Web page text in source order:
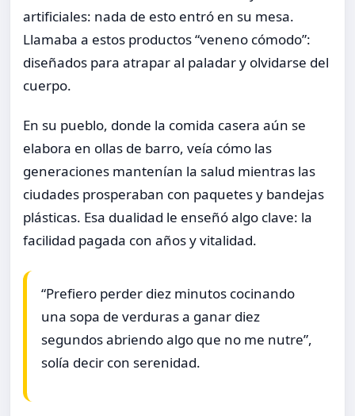
artificiales: nada de esto entró en su mesa.
Llamaba a estos productos “veneno cómodo”:
diseñados para atrapar al paladar y olvidarse del
cuerpo.
En su pueblo, donde la comida casera aún se
elabora en ollas de barro, veía cómo las
generaciones mantenían la salud mientras las
ciudades prosperaban con paquetes y bandejas
plásticas. Esa dualidad le enseñó algo clave: la
facilidad pagada con años y vitalidad.
“Prefiero perder diez minutos cocinando
una sopa de verduras a ganar diez
segundos abriendo algo que no me nutre”,
solía decir con serenidad.